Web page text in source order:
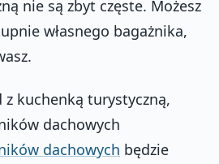
nie są zbyt częste. Możesz
własnego bagażnika,
z kuchenką turystyczną,
dachowych
dachowych będzie